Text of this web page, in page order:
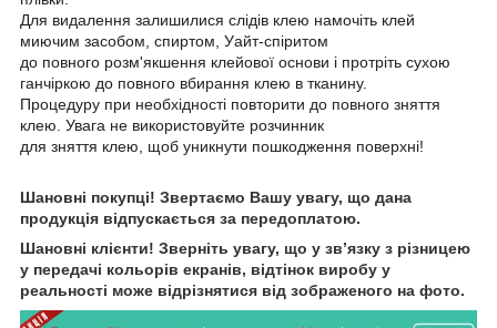
Для видалення залишилися слідів клею намочіть клей
миючим засобом, спиртом, Уайт-спіритом
до повного розм'якшення клейової основи і протріть сухою
ганчіркою до повного вбирання клею в тканину.
Процедуру при необхідності повторити до повного зняття
клею. Увага не використовуйте розчинник
для зняття клею, щоб уникнути пошкодження поверхні!
Шановні покупці! Звертаємо Вашу увагу, що дана
продукція відпускається за передоплатою.
Шановні клієнти! Зверніть увагу, що у зв’язку з різницею
у передачі кольорів екранів, відтінок виробу у
реальності може відрізнятися від зображеного на фото.